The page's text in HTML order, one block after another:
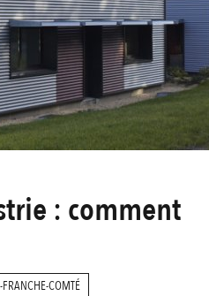
: comment
COMTÉ